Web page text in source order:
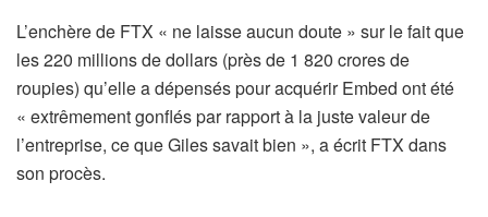
L’enchère de FTX « ne laisse aucun doute » sur le fait que
les 220 millions de dollars (près de 1 820 crores de
roupies) qu’elle a dépensés pour acquérir Embed ont été
« extrêmement gonflés par rapport à la juste valeur de
l’entreprise, ce que Giles savait bien », a écrit FTX dans
son procès.